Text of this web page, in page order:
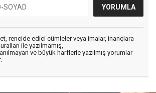
rencide edici cümleler veya imalar, inançlara
ile yazılmamış,
ve büyük harflerle yazılmış yorumlar